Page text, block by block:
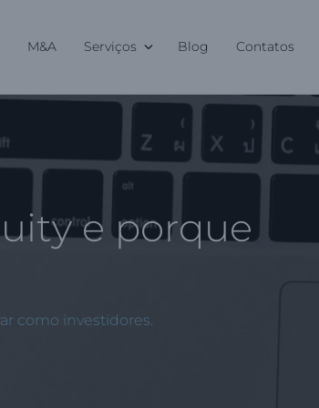
M&A Serviços Blog Contatos
e porque
como investidores.